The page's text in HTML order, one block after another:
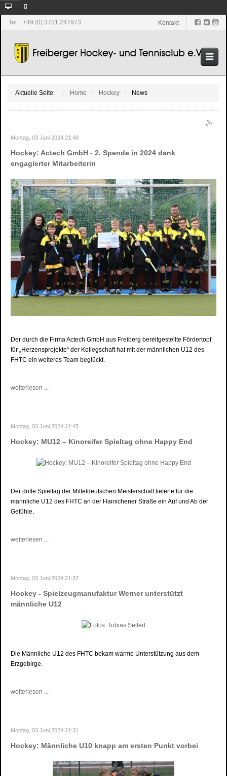
Tel.: +49 (0) 3731 247973 Kontakt
Aktuelle Seite: Home Hockey News
Montag, 03 Juni 2024 21:48
Hockey: Actech GmbH - 2. Spende in 2024 dank
engagierter Mitarbeiterin
Der durch die Firma Actech GmbH aus Freiberg bereitgestellte Fördertopf
für „Herzensprojekte“ der Kollegschaft hat mit der männlichen U12 des
FHTC ein weiteres Team beglückt.
weiterlesen ...
Montag, 03 Juni 2024 21:45
Hockey: MU12 – Kinoreifer Spieltag ohne Happy End
Der dritte Spieltag der Mitteldeutschen Meisterschaft lieferte für die
männliche U12 des FHTC an der Hainichener Straße ein Auf und Ab der
Gefühle.
weiterlesen ...
Montag, 03 Juni 2024 21:37
Hockey - Spielzeugmanufaktur Werner unterstützt
männliche U12
Die Männliche U12 des FHTC bekam warme Unterstützung aus dem
Erzgebirge.
weiterlesen ...
Montag, 03 Juni 2024 21:31
Hockey: Männliche U10 knapp am ersten Punkt vorbei